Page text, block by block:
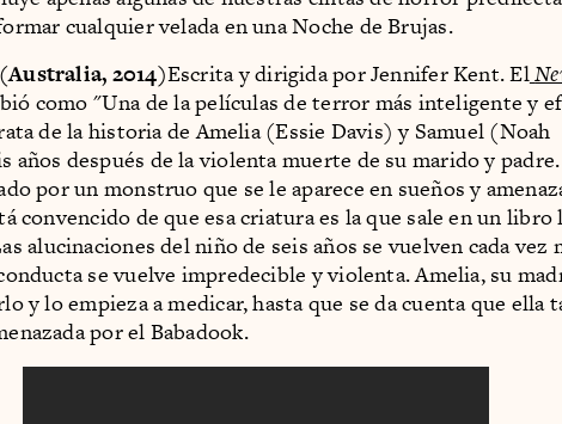
cualquier velada en una Noche de Brujas.
2014)Escrita y dirigida por Jennifer Kent. El
como "Una de la películas de terror más inteligente y
de la historia de Amelia (Essie Davis) y Samuel (Noah
años después de la violenta muerte de su marido y
por un monstruo que se le aparece en sueños y
convencido de que esa criatura es la que sale en un libro
alucinaciones del niño de seis años se vuelven cada vez
se vuelve impredecible y violenta. Amelia, su
y lo empieza a medicar, hasta que se da cuenta que ella
por el Babadook.